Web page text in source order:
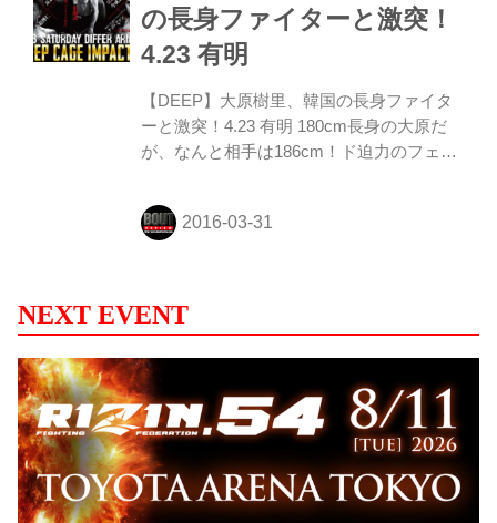
の長身ファイターと激突！
4.23 有明
【DEEP】大原樹里、韓国の長身ファイタ
ーと激突！4.23 有明 180cm長身の大原だ
が、なんと相手は186cm！ド迫力のフェザ
対戦カードも発表！
NEXT EVENT